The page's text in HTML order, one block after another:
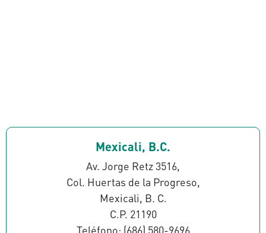
Mexicali, B.C.
Av. Jorge Retz 3516,
Col. Huertas de la Progreso,
Mexicali, B. C.
C.P. 21190
Teléfono: (686) 580-9696